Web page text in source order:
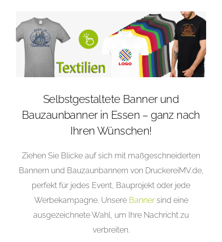
Selbstgestaltete Banner und
Bauzaunbanner in Essen – ganz nach
Ihren Wünschen!
Ziehen Sie Blicke auf sich mit maßgeschneiderten
Bannern und Bauzaunbannern von DruckereiMV.de,
perfekt für jedes Event, Bauprojekt oder jede
Werbekampagne. Unsere Bannersind eine
ausgezeichnete Wahl, um Ihre Nachricht zu
verbreiten.